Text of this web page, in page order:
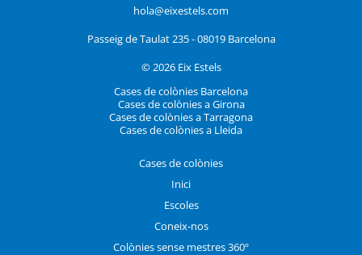
hola@eixestels.com
Passeig de Taulat 235 - 08019 Barcelona
© 2026 Eix Estels
Cases de colònies Barcelona
Cases de colònies a Girona
Cases de colònies a Tarragona
Cases de colònies a Lleida
Cases de colònies
Inici
Escoles
Coneix-nos
Colònies sense mestres 360º